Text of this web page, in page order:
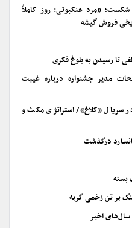
شکست؛ «مرد عنکبوتی: روز کاملاً
فروش گیشه
تا رسیدن به بلوغ فکری
ونیز ۲۰۲۶؛ توضیحات مدیر جشنواره درباره غیبت
سریال «کلاغ»/ استراتژی مکث و
درگذشت
بسته
بر تن زخمی گربه